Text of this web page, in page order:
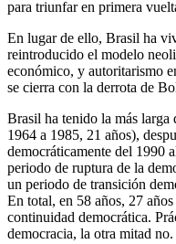
para triunfar en primera
En lugar de ello, Brasil ha
reintroducido el modelo
económico, y autoritarismo
se cierra con la derrota de
Brasil ha tenido la más
1964 a 1985, 21 años),
democráticamente del 1990
periodo de ruptura de la
un periodo de transición
En total, en 58 años, 27
continuidad democrática.
democracia, la otra mitad no.